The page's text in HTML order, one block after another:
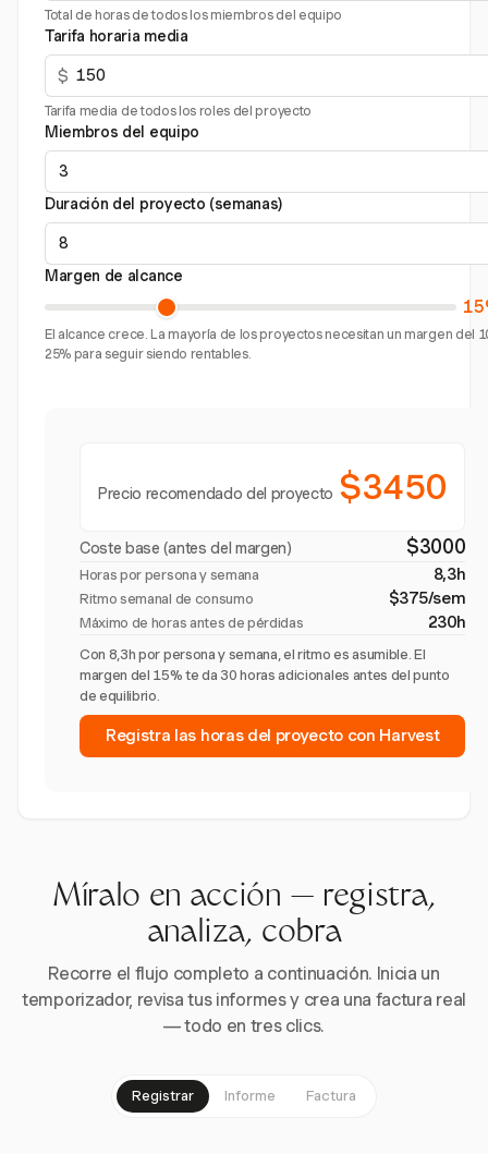
Total de horas de todos los miembros del equipo
Tarifa horaria media
$
Tarifa media de todos los roles del proyecto
Miembros del equipo
Duración del proyecto (semanas)
Margen de alcance
El alcance crece. La mayoría de los proyectos necesitan un margen del
25% para seguir siendo rentables.
Precio recomendado del proyecto $3450
Coste base (antes del margen) $3000
Horas por persona y semana 8,3h
Ritmo semanal de consumo $375/sem
Máximo de horas antes de pérdidas 230h
Con 8,3h por persona y semana, el ritmo es asumible. El
margen del 15% te da 30 horas adicionales antes del punto
de equilibrio.
Registra las horas del proyecto con Harvest
Míralo en acción — registra,
analiza, cobra
Recorre el flujo completo a continuación. Inicia un
temporizador, revisa tus informes y crea una factura real
— todo en tres clics.
Registrar Informe Factura